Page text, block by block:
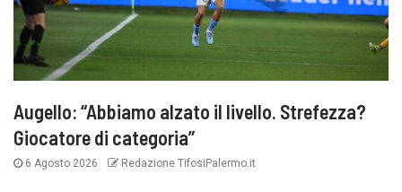
Augello: “Abbiamo alzato il livello. Strefezza?
Giocatore di categoria”
6 Agosto 2026 Redazione TifosiPalermo.it